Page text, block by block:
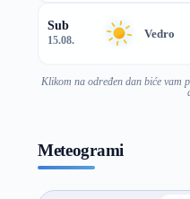
Sub
15.08. Vedro
Klikom na određen dan biće vam
Meteogrami